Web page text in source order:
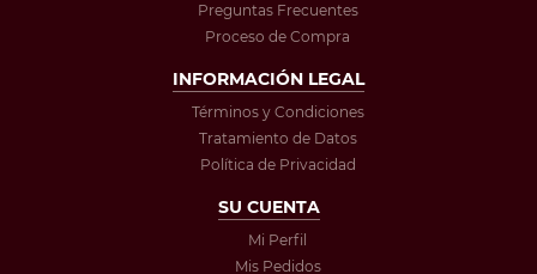
Preguntas Frecuentes
Proceso de Compra
INFORMACIÓN LEGAL
Términos y Condiciones
Tratamiento de Datos
Política de Privacidad
SU CUENTA
Mi Perfil
Mis Pedidos